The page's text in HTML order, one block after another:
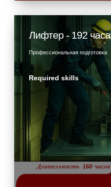
Лифтер - 192 часа
Профессиональная подготовка
Required skills